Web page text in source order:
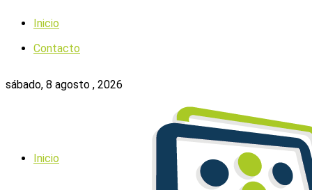
Inicio
Contacto
sábado, 8 agosto , 2026
Inicio